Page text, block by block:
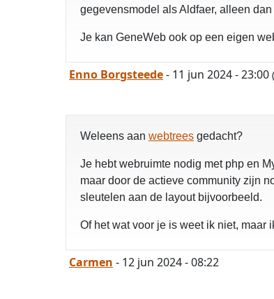
gegevensmodel als Aldfaer, alleen
Je kan GeneWeb ook op een eigen
Enno Borgsteede- 11 jun 2024 - 23:00
Weleens aan webtrees gedacht?
Je hebt webruimte nodig met php en
maar door de actieve community zijn
sleutelen aan de layout bijvoorbeeld.
Of het wat voor je is weet ik niet, maar
Carmen - 12 jun 2024 - 08:22